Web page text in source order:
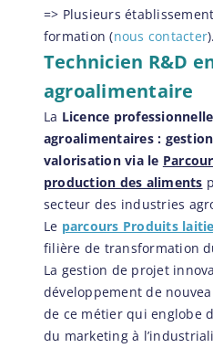
=> Plusieurs
formation (nous contacter).
Technicien R&D
agroalimentaire
La Licence
agroalimentaires :
valorisation via le
production des aliments
secteur des industries
Le parcours Produits
filière de transformation
La gestion de projet
développement de
de ce métier qui englobe
du marketing à